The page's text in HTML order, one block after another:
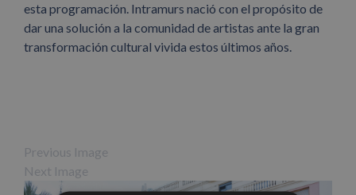
esta programación. Intramurs nació con el propósito de
dar una solución a la comunidad de artistas ante la gran
transformación cultural vivida estos últimos años.
Previous Image
Next Image